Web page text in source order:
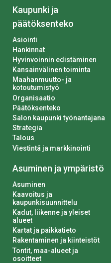
Kaupunki ja
päätöksenteko
Asiointi
Hankinnat
Hyvinvoinnin edistäminen
Kansainvälinen toiminta
Maahanmuutto- ja
kotoutumistyö
Organisaatio
Päätöksenteko
Salon kaupunki työnantajana
Strategia
Talous
Viestintä ja markkinointi
Asuminen ja ympäristö
Asuminen
Kaavoitus ja
kaupunkisuunnittelu
Kadut, liikenne ja yleiset
alueet
Kartat ja paikkatieto
Rakentaminen ja kiinteistöt
Tontit, maa-alueet ja
osoitteet